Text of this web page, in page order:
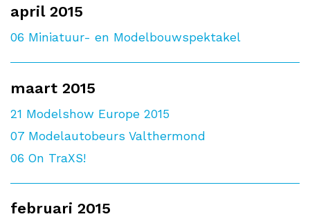
april 2015
06 Miniatuur- en Modelbouwspektakel
maart 2015
21 Modelshow Europe 2015
07 Modelautobeurs Valthermond
06 On TraXS!
februari 2015